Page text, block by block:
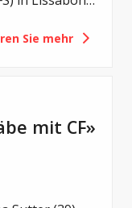
von CFTR-
gegen
Sie mehr
mit CF»